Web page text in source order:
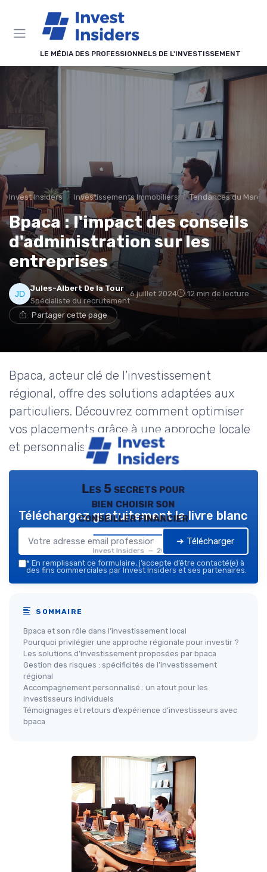
LE MÉDIA DES PROFESSIONNELS DE L'INVESTISSEMENT
Invest Insiders Investissements Immobiliers Tendances du
Bpaca : l'impact des conseils
d'administration sur les
entreprises
Jules-Albert De la Tour
Spécialiste du recrutement
6 juillet 2024 12 min de lecture
Partager cette page
Bpaca, acteur clé de l’investissement
régional, offre des solutions adaptées aux
particuliers. Découvrez comment optimiser
vos placements grâce à une approche locale
et personnalisée.
Les 5 secrets pour
bien choisir son
conseiller financier
Invest Insiders — 2026
Téléchargez gratuitement le livre blanc
➔ Télécharger
* En remplissant ce formulaire, j’accepte d’être contacté(e) à
des fins commerciales par Invest Insiders et ses partenaires.
SOMMAIRE
Bpaca et son rôle dans l’investissement local
Pourquoi privilégier une approche régionale pour investir ?
Les solutions d’investissement proposées par bpaca
Gestion des risques : spécificités de l’investissement
régional
Accompagnement personnalisé : un atout pour les
investisseurs individuels
Témoignages et retours d’expérience d’investisseurs avec
bpaca